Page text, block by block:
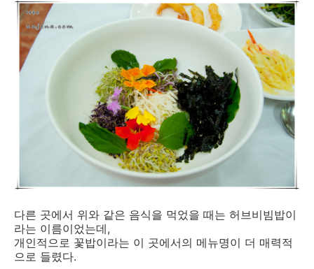
다른 곳에서 위와 같은 음식을 먹었을 때는 허브비빔밥이
라는 이름이었는데,
개인적으로 꽃밥이라는 이 곳에서의 메뉴명이 더 매력적
으로 들렸다.